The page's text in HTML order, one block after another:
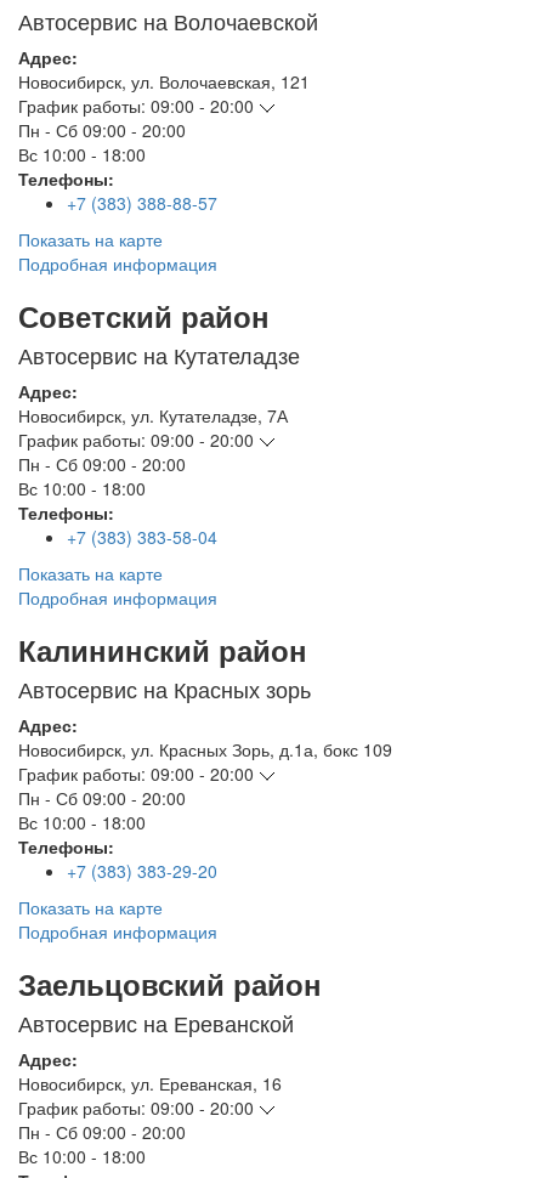
Автосервис на Волочаевской
Адрес:
Новосибирск, ул. Волочаевская, 121
График работы: 09:00 - 20:00
Пн - Сб 09:00 - 20:00
Вс 10:00 - 18:00
Телефоны:
+7 (383) 388-88-57
Показать на карте
Подробная информация
Советский район
Автосервис на Кутателадзе
Адрес:
Новосибирск, ул. Кутателадзе, 7А
График работы: 09:00 - 20:00
Пн - Сб 09:00 - 20:00
Вс 10:00 - 18:00
Телефоны:
+7 (383) 383-58-04
Показать на карте
Подробная информация
Калининский район
Автосервис на Красных зорь
Адрес:
Новосибирск, ул. Красных Зорь, д.1а, бокс 109
График работы: 09:00 - 20:00
Пн - Сб 09:00 - 20:00
Вс 10:00 - 18:00
Телефоны:
+7 (383) 383-29-20
Показать на карте
Подробная информация
Заельцовский район
Автосервис на Ереванской
Адрес:
Новосибирск, ул. Ереванская, 16
График работы: 09:00 - 20:00
Пн - Сб 09:00 - 20:00
Вс 10:00 - 18:00